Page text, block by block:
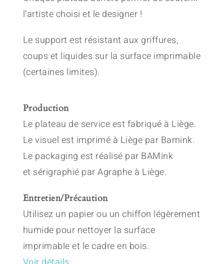
l’artiste choisi et le designer !
Le support est résistant aux griffures,
coups et liquides sur la surface imprimable
(certaines limites).
Production
Le plateau de service est fabriqué à Liège.
Le visuel est imprimé à Liège par Bamink.
Le packaging est réalisé par BAMink
et sérigraphié par Agraphe à Liège.
Entretien/Précaution
Utilisez un papier ou un chiffon légèrement
humide pour nettoyer la surface
imprimable et le cadre en bois.